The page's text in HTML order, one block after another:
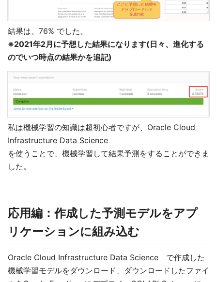
結果は、76% でした。
※2021年2月に予想した結果になります(日々、進化する
のでいつ時点の結果かを追記)
私は機械学習の知識は超初心者ですが、Oracle Cloud
Infrastructure Data Science
を使うことで、機械学習して結果予測をすることができま
した。
応用編：作成した予測モデルをアプ
リケーションに組み込む
Oracle Cloud Infrastructure Data Science で作成した
機械学習モデルをダウンロード、ダウンロードしたファイ